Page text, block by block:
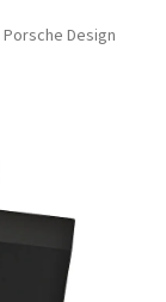
Porsche Design